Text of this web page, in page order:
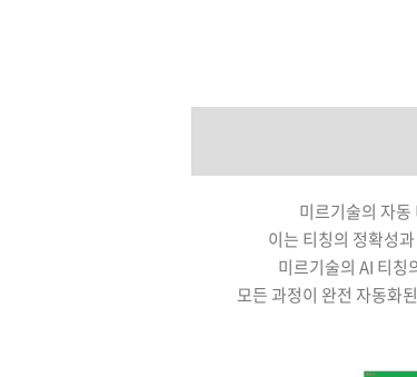
미르기술의 자
이는 티칭의 정확성
미르기술의 AI 티칭
모든 과정이 완전 자동화